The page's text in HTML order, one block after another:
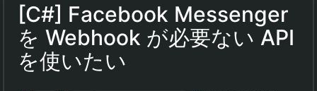
[C#] Facebook Messenger
を Webhook が必要ない API
を使いたい